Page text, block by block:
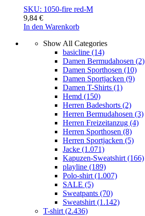
SKU: 1050-fire red-M
9,84 €
In den Warenkorb
Show All Categories
basicline (14)
Damen Bermudahosen (2)
Damen Sporthosen (10)
Damen Sportjacken (9)
Damen T-Shirts (1)
Hemd (150)
Herren Badeshorts (2)
Herren Bermudahosen (3)
Herren Freizeitanzug (4)
Herren Sporthosen (8)
Herren Sportjacken (5)
Jacke (1.071)
Kapuzen-Sweatshirt(166)
playline (189)
Polo-shirt(1.007)
SALE (5)
Sweatpants (70)
Sweatshirt(1.142)
T-shirt(2.436)